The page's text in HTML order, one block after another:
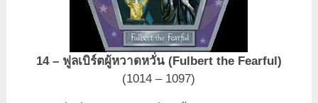
14 – ฟูลเบิร์ตผู้หวาดหวั่น (Fulbert the Fearful)
(1014 – 1097)